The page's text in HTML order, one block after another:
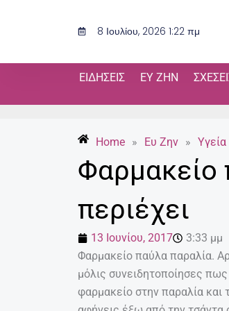
8 Ιουλίου, 2026 1:22 πμ
ΕΙΔΉΣΕΙΣ ΕΥ ΖΗΝ
Home » Ευ Ζην » Υγεία
Φαρμακείο
περιέχει
13 Ιουνίου, 2017
3:33 μμ
Φαρμακείο παύλα παραλία.
μόλις συνειδητοποίησες
φαρμακείο στην παραλία